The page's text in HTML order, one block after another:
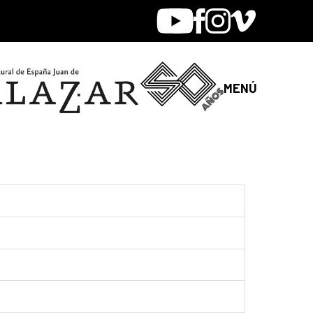
YoutubeFacebook
Instagram
Vimeo
MENÚ